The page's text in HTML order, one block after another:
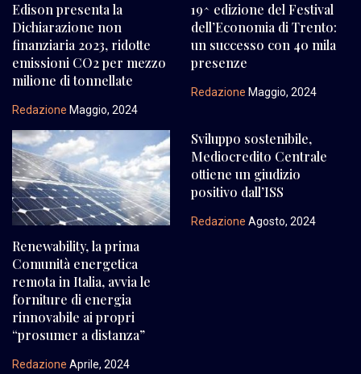
Edison presenta la
Dichiarazione non
finanziaria 2023, ridotte
emissioni CO2 per mezzo
milione di tonnellate
Redazione Maggio, 2024
19^ edizione del Festival
dell’Economia di Trento:
un successo con 40 mila
presenze
Redazione Maggio, 2024
Renewability, la prima
Comunità energetica
remota in Italia, avvia le
forniture di energia
rinnovabile ai propri
“prosumer a distanza”
Redazione Aprile, 2024
Sviluppo sostenibile,
Mediocredito Centrale
ottiene un giudizio
positivo dall’ISS
Redazione Agosto, 2024